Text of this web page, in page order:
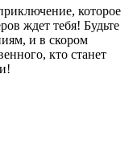
которое
ждет тебя! Будьте
и в скором
кто станет